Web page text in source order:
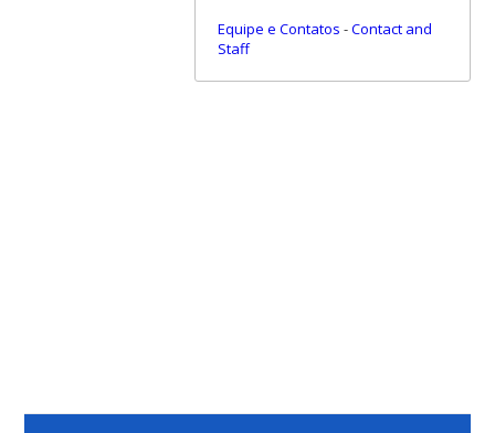
Equipe e Contatos -Contact and
Staff